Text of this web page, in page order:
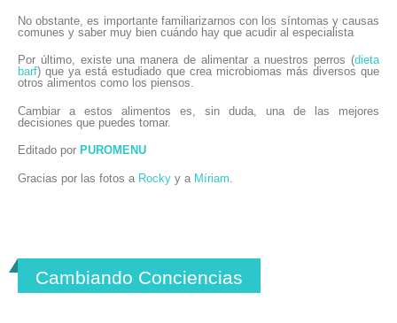
No obstante, es importante familiarizarnos con los síntomas y causas
comunes y saber muy bien cuándo hay que acudir al especialista
Por último, existe una manera de alimentar a nuestros perros (dieta
barf) que ya está estudiado que crea microbiomas más diversos que
otros alimentos como los piensos.
Cambiar a estos alimentos es, sin duda, una de las mejores
decisiones que puedes tomar.
Editado por PUROMENU
Gracias por las fotos a Rocky y a Míriam
Cambiando Conciencias